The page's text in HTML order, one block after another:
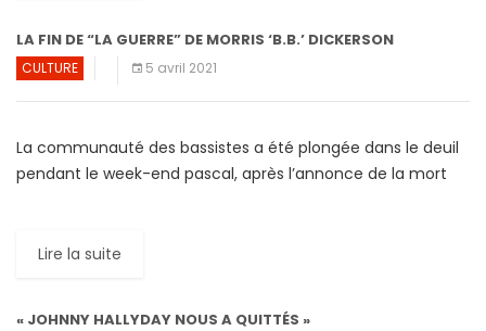
LA FIN DE “LA GUERRE” DE MORRIS ‘B.B.’ DICKERSON
CULTURE 5 avril 2021
La communauté des bassistes a été plongée dans le deuil
pendant le week-end pascal, après l’annonce de la mort
Lire la suite
« JOHNNY HALLYDAY NOUS A QUITTÉS »